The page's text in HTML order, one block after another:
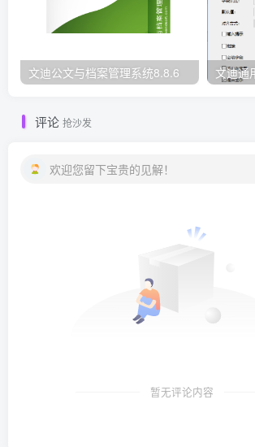
文迪公文与档案管理系统8.8.6 文迪通
评论 抢沙发
欢迎您留下宝贵的见解！
暂无评论内容